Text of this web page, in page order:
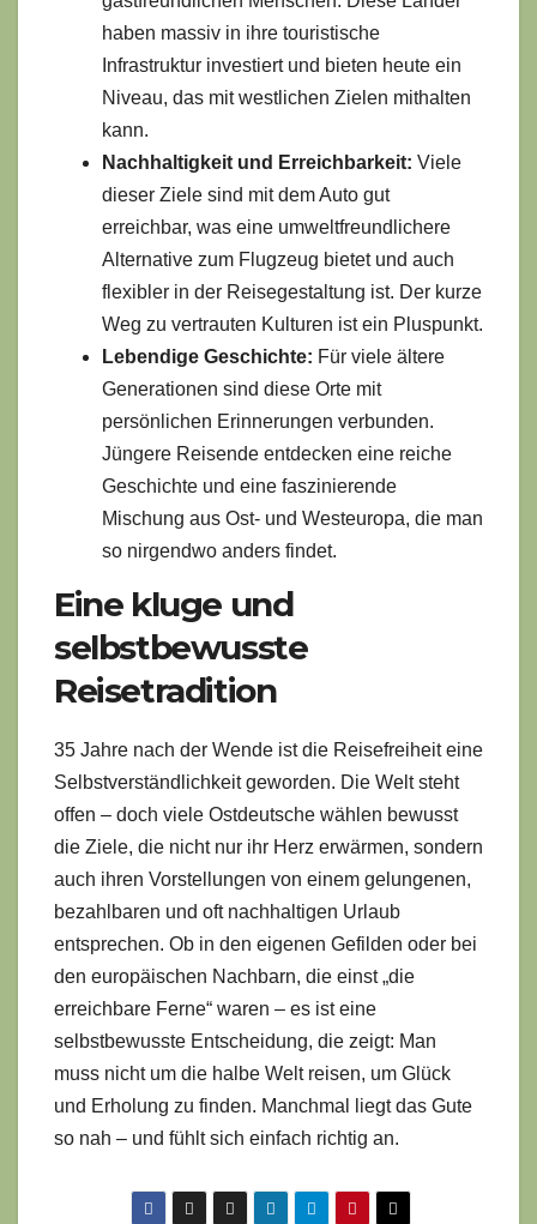
haben massiv in ihre touristische
Infrastruktur investiert und bieten heute ein
Niveau, das mit westlichen Zielen mithalten
kann.
Nachhaltigkeit und Erreichbarkeit: Viele
dieser Ziele sind mit dem Auto gut
erreichbar, was eine umweltfreundlichere
Alternative zum Flugzeug bietet und auch
flexibler in der Reisegestaltung ist. Der kurze
Weg zu vertrauten Kulturen ist ein Pluspunkt.
Lebendige Geschichte: Für viele ältere
Generationen sind diese Orte mit
persönlichen Erinnerungen verbunden.
Jüngere Reisende entdecken eine reiche
Geschichte und eine faszinierende
Mischung aus Ost- und Westeuropa, die man
so nirgendwo anders findet.
Eine kluge und
selbstbewusste
Reisetradition
35 Jahre nach der Wende ist die Reisefreiheit eine
Selbstverständlichkeit geworden. Die Welt steht
offen – doch viele Ostdeutsche wählen bewusst
die Ziele, die nicht nur ihr Herz erwärmen, sondern
auch ihren Vorstellungen von einem gelungenen,
bezahlbaren und oft nachhaltigen Urlaub
entsprechen. Ob in den eigenen Gefilden oder bei
den europäischen Nachbarn, die einst „die
erreichbare Ferne“ waren – es ist eine
selbstbewusste Entscheidung, die zeigt: Man
muss nicht um die halbe Welt reisen, um Glück
und Erholung zu finden. Manchmal liegt das Gute
so nah – und fühlt sich einfach richtig an.